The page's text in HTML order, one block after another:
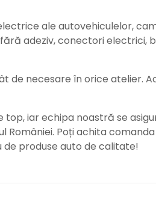
ale autovehiculelor,
adeziv, conectori electrici,
necesare în orice atelier.
iar echipa noastră se
Poți achita
produse auto de calitate!